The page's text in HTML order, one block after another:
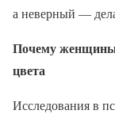
а неверный —
Почему женщины
цвета
Исследования в